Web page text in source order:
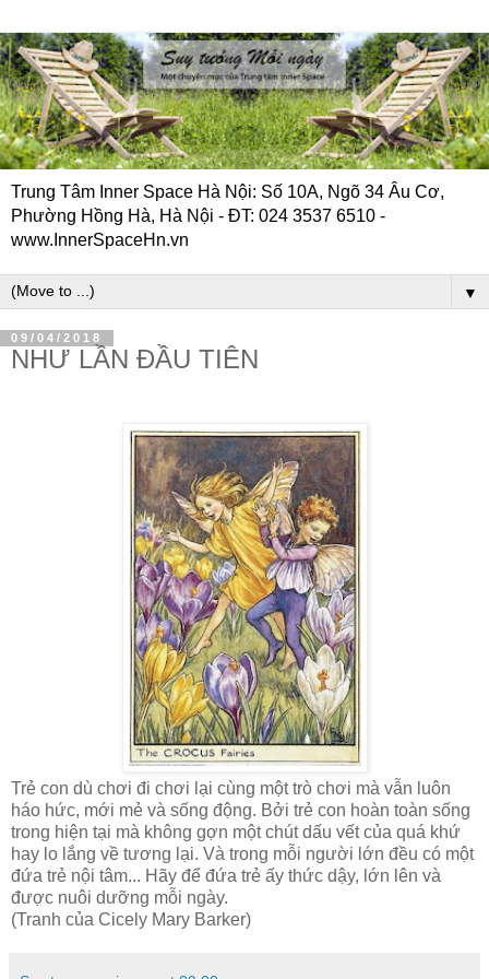
Trung Tâm Inner Space Hà Nội: Số 10A, Ngõ 34 Âu Cơ,
Phường Hồng Hà, Hà Nội - ĐT: 024 3537 6510 -
www.InnerSpaceHn.vn
▼
09/04/2018
NHƯ LẦN ĐẦU TIÊN
Trẻ con dù chơi đi chơi lại cùng một trò chơi mà vẫn luôn
háo hức, mới mẻ và sống động. Bởi trẻ con hoàn toàn sống
trong hiện tại mà không gợn một chút dấu vết của quá khứ
hay lo lắng về tương lại. Và trong mỗi người lớn đều có một
đứa trẻ nội tâm... Hãy để đứa trẻ ấy thức dậy, lớn lên và
được nuôi dưỡng mỗi ngày.
(Tranh của Cicely Mary Barker)